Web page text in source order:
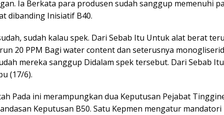
Ia Berkata para produsen sudah sanggup memenuhi
dibanding Inisiatif B40.
sudah kalau spek. Dari Sebab Itu Untuk alat berat
20 PPM Bagi water content dan seterusnya
mereka sanggup Didalam spek tersebut. Dari Sebab
(17/6).
Pada ini merampungkan dua Keputusan Pejabat
Keputusan B50. Satu Kepmen mengatur